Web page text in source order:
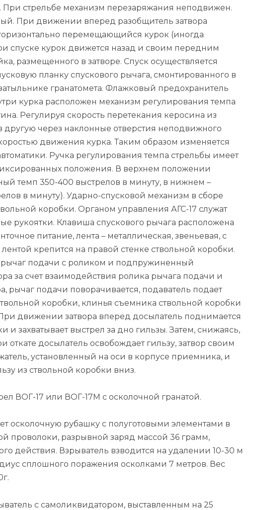
При стрельбе механизм перезаряжания неподвижен.
При движении вперед разобщитель затвора
перемещающийся курок (иногда
спуске курок движется назад и своим передним
размещенного в затворе. Спуск осуществляется
планку спускового рычага, смонтированного в
гранатомета. Флажковый предохранитель
курка расположен механизм регулирования темпа
Регулируя скорость перетекания керосина из
другую через наклонные отверстия неподвижного
движения курка. Таким образом изменяется
Ручка регулирования темпа стрельбы имеет
положения. В верхнем положении
темп 350-400 выстрелов в минуту, в нижнем –
в минуту). Ударно-спусковой механизм в сборе
коробки. Органом управления АГС-17 служат
рукоятки. Клавиша спускового рычага расположена
питание, лента – металлическая, звеньевая, с
крепится на правой стенке ствольной коробки.
подачи с роликом и подпружиненный
за счет взаимодействия ролика рычага подачи и
рычаг подачи поворачивается, подаватель подает
коробки, клинья съемника ствольной коробки
движении затвора вперед досылатель поднимается
и захватывает выстрел за дно гильзы. Затем, снижаясь,
откате досылатель освобождает гильзу, затвор своим
установленный на оси в корпусе приемника, и
из ствольной коробки вниз.
ВОГ-17 или ВОГ-17М с осколочной гранатой.
осколочную рубашку с полуготовыми элементами в
проволоки, разрывной заряд массой 36 грамм,
действия. Взрыватель взводится на удалении 10-30 м
сплошного поражения осколками 7 метров. Вес
с самоликвидатором, выставленным на 25